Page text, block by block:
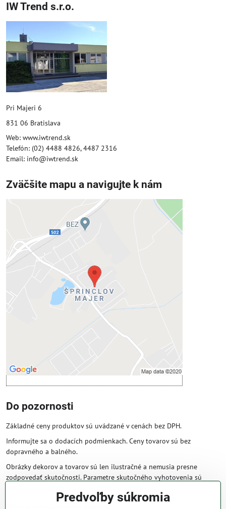
IW Trend s.r.o.
Pri Majeri 6
831 06 Bratislava
Web: www.iwtrend.sk
Telefón: (02) 4488 4826, 4487 2316
Email: info@iwtrend.sk
Zväčšite mapu a navigujte k nám
Externý obsah je blokovaný
Prajete si načítať externý obsah?
Povoliť tentokrát
Povoliť a zapamätať - súhlas s druhom
cookie: Funkčné
Otvoriť obsah v novom okne
Do pozornosti
Základné ceny produktov sú uvádzané v cenách bez DPH.
Informujte sa o dodacích podmienkach. Ceny tovarov sú bez
dopravného a balného.
Obrázky dekorov a tovarov sú len ilustračné a nemusia presne
zodpovedať skutočnosti. Parametre skutočného vyhotovenia sú
Predvoľby súkromia